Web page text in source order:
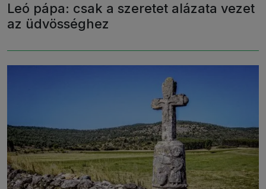
Leó pápa: csak a szeretet alázata vezet
az üdvösséghez